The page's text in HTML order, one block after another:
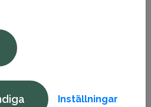
du genom att logga in på
och tryck på
uppgifter fortfarande är
gäller då ytterligare 12
datum.
Inställningar